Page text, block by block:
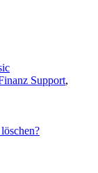
Support,